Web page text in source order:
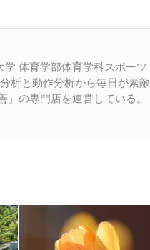
体育学部体育学科スポーツ
析と動作分析から毎日が素敵
の専門店を運営している。